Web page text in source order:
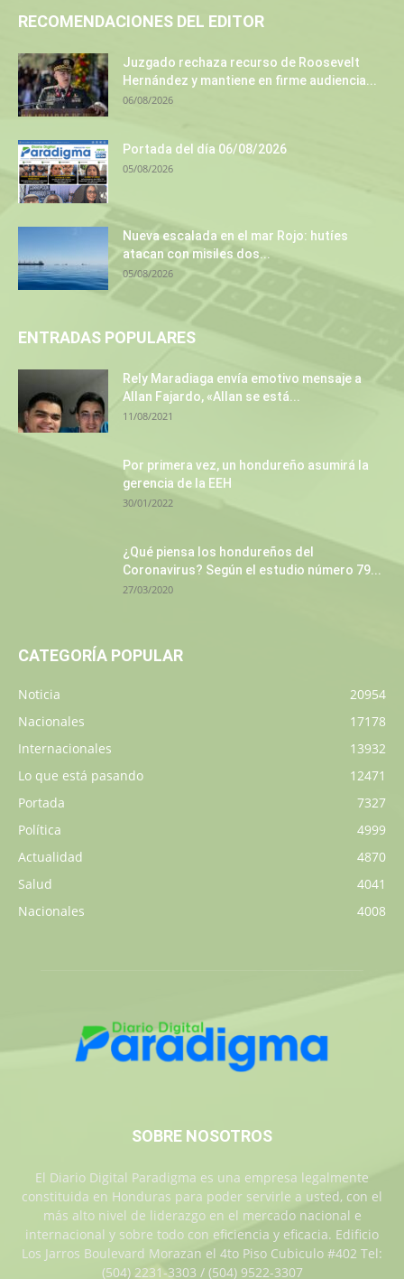
RECOMENDACIONES DEL EDITOR
Juzgado rechaza recurso de Roosevelt
Hernández y mantiene en firme audiencia...
06/08/2026
Portada del día 06/08/2026
05/08/2026
Nueva escalada en el mar Rojo: hutíes
atacan con misiles dos...
05/08/2026
ENTRADAS POPULARES
Rely Maradiaga envía emotivo mensaje a
Allan Fajardo, «Allan se está...
11/08/2021
Por primera vez, un hondureño asumirá la
gerencia de la EEH
30/01/2022
¿Qué piensa los hondureños del
Coronavirus? Según el estudio número 79...
27/03/2020
CATEGORÍA POPULAR
Noticia
20954
Nacionales
17178
Internacionales
13932
Lo que está pasando
12471
Portada
7327
Política
4999
Actualidad
4870
Salud
4041
Nacionales
4008
SOBRE NOSOTROS
El Diario Digital Paradigma es una empresa legalmente
constituida en Honduras para poder servirle a usted, con el
más alto nivel de liderazgo en el mercado nacional e
internacional y sobre todo con eficiencia y eficacia. Edificio
Los Jarros Boulevard Morazan el 4to Piso Cubiculo #402 Tel:
(504) 2231-3303 / (504) 9522-3307